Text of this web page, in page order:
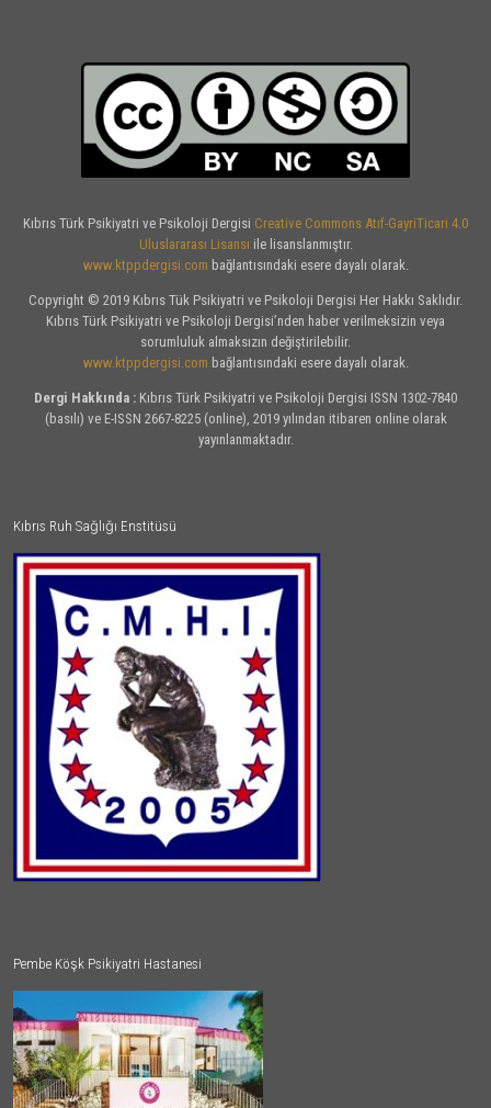
Kıbrıs Türk Psikiyatri ve Psikoloji Dergisi Creative Commons Atıf-GayriTicari 4.0
Uluslararası Lisansı ile lisanslanmıştır.
www.ktppdergisi.com bağlantısındaki esere dayalı olarak.
Copyright © 2019 Kıbrıs Tük Psikiyatri ve Psikoloji Dergisi Her Hakkı Saklıdır.
Kıbrıs Türk Psikiyatri ve Psikoloji Dergisi’nden haber verilmeksizin veya
sorumluluk almaksızın değiştirilebilir.
www.ktppdergisi.com bağlantısındaki esere dayalı olarak.
Dergi Hakkında : Kıbrıs Türk Psikiyatri ve Psikoloji Dergisi ISSN 1302-7840
(basılı) ve E-ISSN 2667-8225 (online), 2019 yılından itibaren online olarak
yayınlanmaktadır.
Kıbrıs Ruh Sağlığı Enstitüsü
Pembe Köşk Psikiyatri Hastanesi